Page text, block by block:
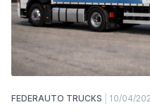
FEDERAUTO TRUCKS 10/04/